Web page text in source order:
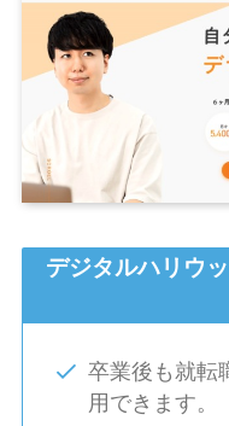
デジタルハリウ
卒業後も就転
用できます。